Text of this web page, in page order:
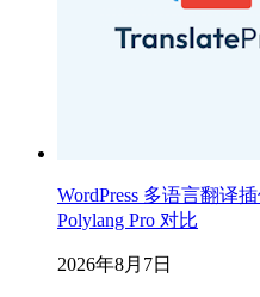
WordPress 多语言翻译
Polylang Pro 对比
2026年8月7日